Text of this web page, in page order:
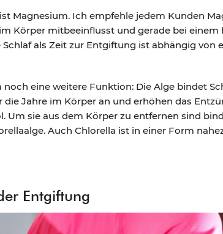
Magnesium. Ich empfehle jedem Kunden
Körper mitbeeinflusst und gerade bei einem
als Zeit zur Entgiftung ist abhängig von
eine weitere Funktion: Die Alge bindet
Jahre im Körper an und erhöhen das
sie aus dem Körper zu entfernen sind
Auch Chlorella ist in einer Form
Entgiftung